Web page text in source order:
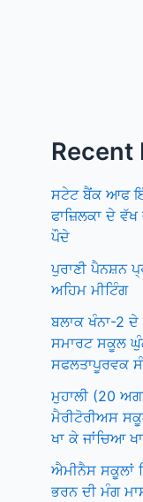
Recent
ਸਟੇਟ ਬੈਂਕ ਆਫ
ਫਾਜ਼ਿਲਕਾ ਦੇ
ਪੌਦੇ
ਪੁਰਾਣੀ ਪੈਨਸ਼ਨ
ਅਹਿਮ ਮੀਟਿੰਗ
ਬਲਾਕ ਖੰਨਾ-2
ਸਮਾਰਟ ਸਕੂਲ
ਸਫਲਤਾਪੂਰਵਕ
ਮੁਹਾਲੀ (20
ਮੈਰੀਟੋਰੀਅਸ
ਖਾ ਕੇ ਜਾਂਚਿਆ
ਐਮੀਨੈਸ ਸਕੂਲਾਂ
ਭਰਨ ਦੀ ਮੰਗ